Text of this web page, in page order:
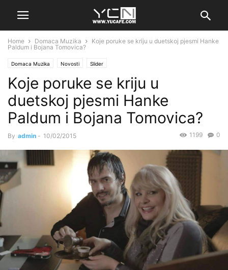
Home Domaca Muzika
Koje poruke se kriju u duetskoj pjesmi Hanke
Paldum i Bojana Tomovica?
Domaca Muzika Novosti Slider
Koje poruke se kriju u
duetskoj pjesmi Hanke
Paldum i Bojana Tomovica?
By admin - 10/02/2015 0
1199